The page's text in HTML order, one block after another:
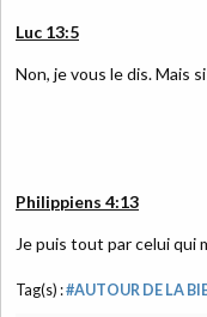
Luc 13:5
Non, je vous le dis. Mais
Philippiens 4:13
Je puis tout par celui qui
Tag(s) :#AUTOUR DE LA